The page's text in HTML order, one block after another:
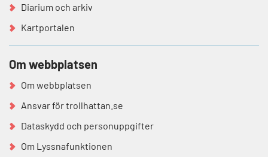
Diarium och arkiv
Kartportalen
Om webbplatsen
Om webbplatsen
Ansvar för trollhattan.se
Dataskydd och personuppgifter
Om Lyssnafunktionen